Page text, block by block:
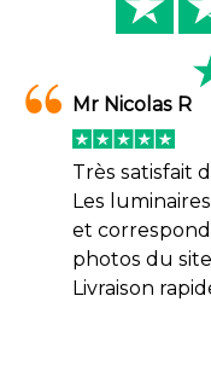
Mr Nicolas R
Très satisfait
Les
et
photos du
Livraison